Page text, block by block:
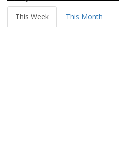
This Week This Month